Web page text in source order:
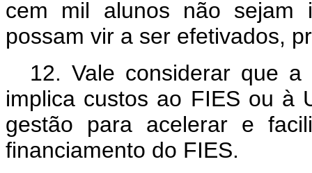
cem mil alunos não sejam
possam vir a ser efetivados,
12. Vale considerar que
implica custos ao FIES ou à
gestão para acelerar e
financiamento do FIES.